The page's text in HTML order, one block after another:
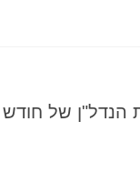
הנדל"ן של חודש